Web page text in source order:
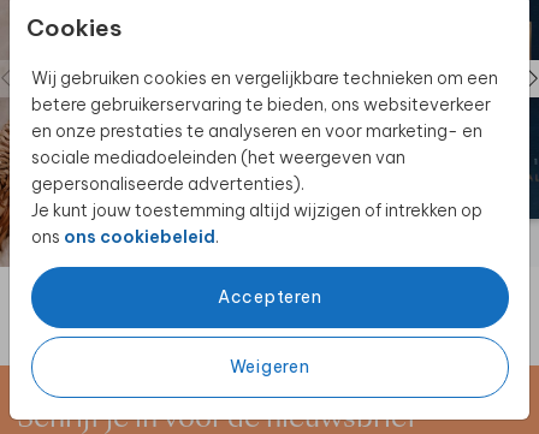
Cookies
Wij gebruiken cookies en vergelijkbare technieken om een
betere gebruikerservaring te bieden, ons websiteverkeer
en onze prestaties te analyseren en voor marketing- en
sociale mediadoeleinden (het weergeven van
gepersonaliseerde advertenties).
Je kunt jouw toestemming altijd wijzigen of intrekken op
ons ons cookiebeleid.
Accepteren
Weigeren
Schrijf je in voor de nieuwsbrief